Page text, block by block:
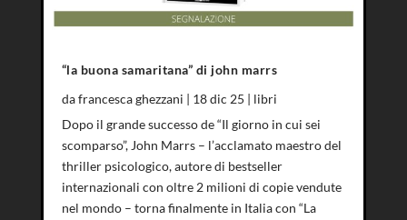
“la buona samaritana” di john marrs
dafrancesca ghezzani | 18 dic 25 | libri
Dopo il grande successo de “Il giorno in cui sei
scomparso”, John Marrs – l’acclamato maestro del
thriller psicologico, autore di bestseller
internazionali con oltre 2 milioni di copie vendute
nel mondo – torna finalmente in Italia con “La